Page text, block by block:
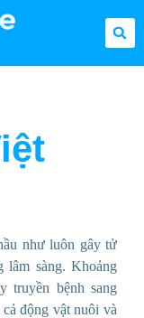
như luôn gây tử
lâm sàng. Khoảng
truyền bệnh sang
động vật nuôi và